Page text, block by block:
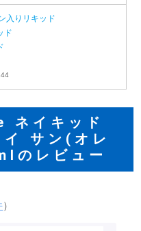
入りリキッド
ド
イキッド
サン(オレ
のレビュー
）